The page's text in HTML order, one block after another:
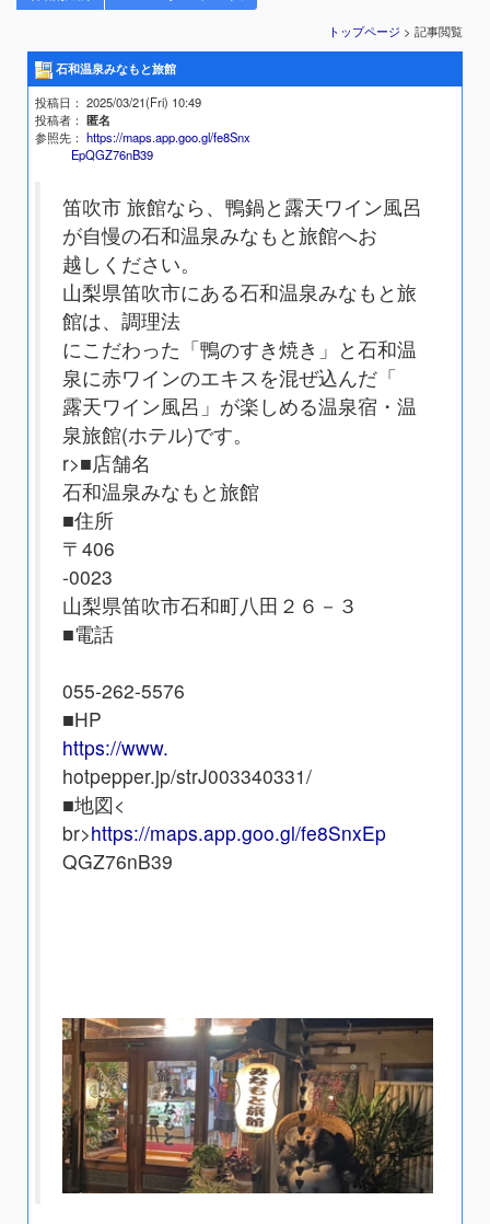
トップページ > 記事閲覧
石和温泉みなもと旅館
投稿日 ： 2025/03/21(Fri) 10:49
投稿者 ：匿名
参照先 ：https://maps.app.goo.gl/fe8Snx
EpQGZ76nB39
笛吹市 旅館なら、鴨鍋と露天ワイン風呂
が自慢の石和温泉みなもと旅館へお
越しください。
山梨県笛吹市にある石和温泉みなもと旅
館は、調理法
にこだわった「鴨のすき焼き」と石和温
泉に赤ワインのエキスを混ぜ込んだ「
露天ワイン風呂」が楽しめる温泉宿・温
泉旅館(ホテル)です。
r>■店舗名
石和温泉みなもと旅館
■住所
〒406
-0023
山梨県笛吹市石和町八田２６－３
■電話
055-262-5576
■HP
https://www.
hotpepper.jp/strJ003340331/
■地図<
br>https://maps.app.goo.gl/fe8SnxEp
QGZ76nB39